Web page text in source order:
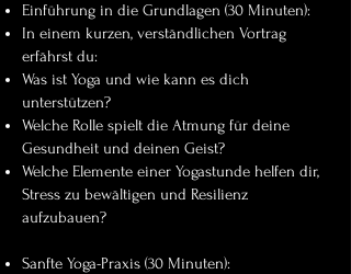
Einführung in die Grundlagen (30 Minuten):
In einem kurzen, verständlichen Vortrag
erfährst du:
Was ist Yoga und wie kann es dich
unterstützen?
Welche Rolle spielt die Atmung für deine
Gesundheit und deinen Geist?
Welche Elemente einer Yogastunde helfen dir,
Stress zu bewältigen und Resilienz
aufzubauen?
Sanfte Yoga-Praxis (30 Minuten):